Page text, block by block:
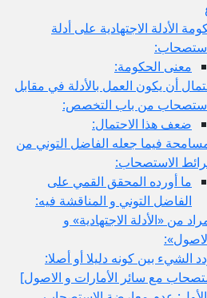
الأدلة الاجتهادية على أدلة
معنى الحكومة:
أن يكون العمل بالأدلة في مقابل
من باب التخصص:
ضعف هذا الاحتمال:
فيما جعله الفاضل التوني من
الاستصحاب:
ما أورده المحقق القمي على
الفاضل التوني و المناقشة فيه:
من «الأدلة الاجتهادية» و
الشي‏ء بين كونه دليلا أو أصلا:
مع سائر الأمارات و الاصول‏]